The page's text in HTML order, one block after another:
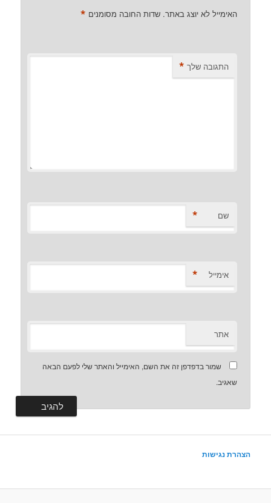
האימייל לא יוצג באתר. שדות החובה מסומנים *
התגובה שלך *
שם *
אימייל *
אתר
שמור בדפדפן זה את השם, האימייל והאתר שלי לפעם הבאה
שאגיב.
הצהרת נגישות